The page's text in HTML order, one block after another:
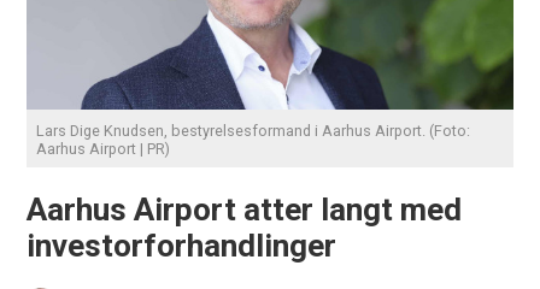
Lars Dige Knudsen, bestyrelsesformand i Aarhus Airport. (Foto:
Aarhus Airport | PR)
Aarhus Airport atter langt med
investorforhandlinger